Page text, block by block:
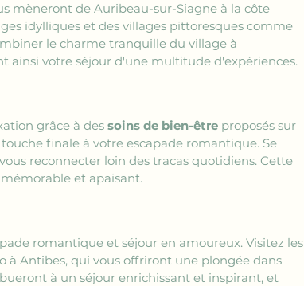
mèneront de Auribeau-sur-Siagne à la côte
idylliques et des villages pittoresques comme
le charme tranquille du village à
ainsi votre séjour d'une multitude d'expériences.
grâce à des soins de bien-être proposés sur
finale à votre escapade romantique. Se
reconnecter loin des tracas quotidiens. Cette
et apaisant.
romantique et séjour en amoureux. Visitez les
à Antibes, qui vous offriront une plongée dans
à un séjour enrichissant et inspirant, et